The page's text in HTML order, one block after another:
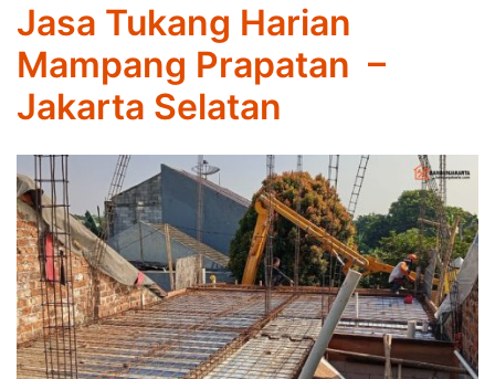
Jasa Tukang Harian
Mampang Prapatan –
Jakarta Selatan